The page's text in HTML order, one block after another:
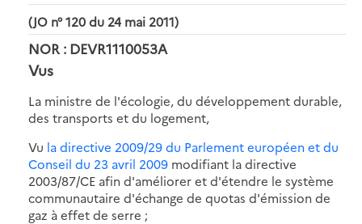
(JO n° 120 du 24 mai 2011)
NOR : DEVR1110053A
Vus
La ministre de l'écologie, du développement durable,
des transports et du logement,
Vu la directive 2009/29 du Parlement européen et du
Conseil du 23 avril 2009 modifiant la directive
2003/87/CE afin d'améliorer et d'étendre le système
communautaire d'échange de quotas d'émission de
gaz à effet de serre ;